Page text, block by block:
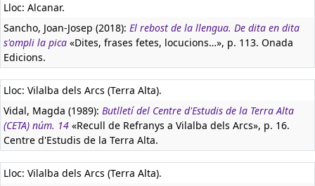
Lloc: Alcanar.
Sancho, Joan-Josep (2018): El rebost de la llengua. De dita en dita
s'ompli la pica «Dites, frases fetes, locucions…», p. 113. Onada
Edicions.
Lloc: Vilalba dels Arcs (Terra Alta).
Vidal, Magda (1989): Butlletí del Centre d'Estudis de la Terra Alta
(CETA) núm. 14 «Recull de Refranys a Vilalba dels Arcs», p. 16.
Centre d'Estudis de la Terra Alta.
Lloc: Vilalba dels Arcs (Terra Alta).